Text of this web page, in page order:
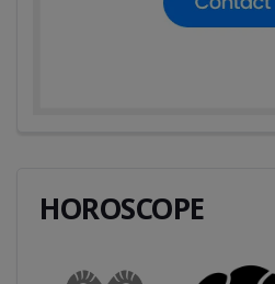
HOROSCOPE